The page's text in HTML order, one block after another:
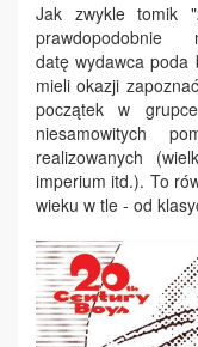
Jak zwykle tomik
datę wydawca poda
mieli okazji
początek w
niesamowitych
realizowanych
imperium itd.). To
wieku w tle - od